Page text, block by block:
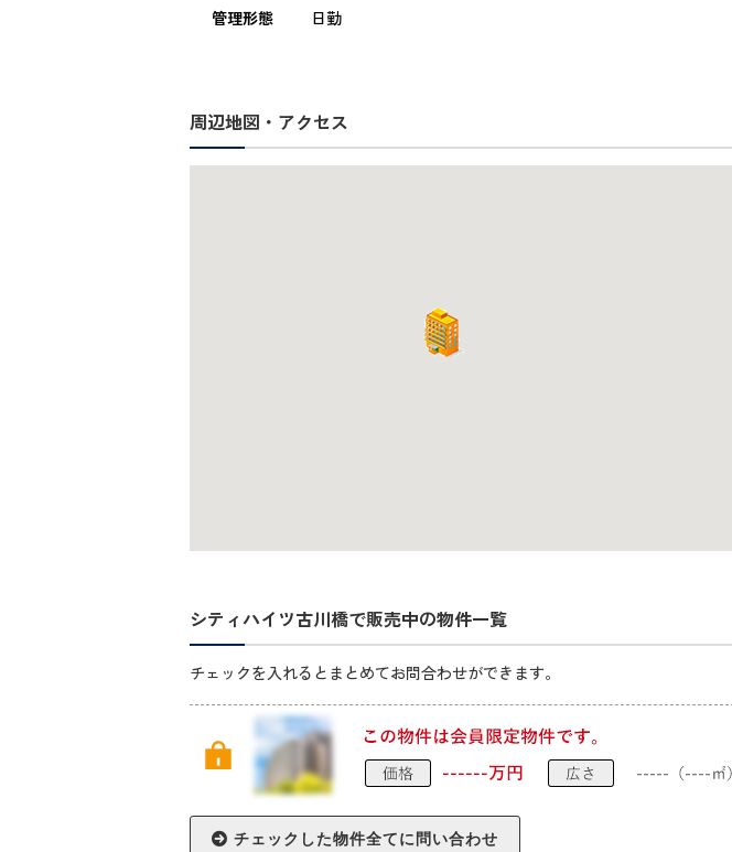
管理形態 日勤
周辺地図・アクセス
シティハイツ古川橋で販売中の物件一覧
チェックを入れるとまとめてお問合わせができます。